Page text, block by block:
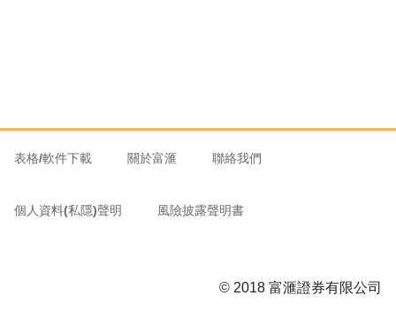
表格/軟件下載 關於富滙 聯絡我們
個人資料(私隱)聲明 風險披露聲明書
© 2018 富滙證券有限公司